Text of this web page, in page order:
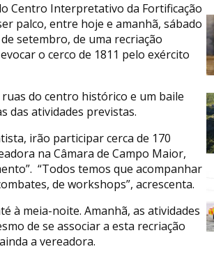
Centro Interpretativo da Fortificação
palco, entre hoje e amanhã, sábado
setembro, de uma recriação
o cerco de 1811 pelo exército
do centro histórico e um baile
das atividades previstas.
irão participar cerca de 170
na Câmara de Campo Maior,
“Todos temos que acompanhar
de workshops”, acrescenta.
à meia-noite. Amanhã, as atividades
de se associar a esta recriação
a vereadora.